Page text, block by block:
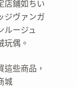
店鋪如ちい
ジヴァンガ
ルージュ
玩偶。
些商品，
城